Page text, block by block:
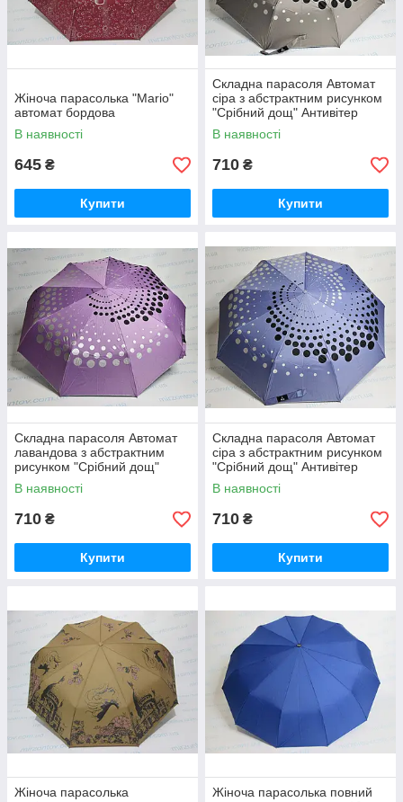
Жіноча парасолька "Mario"
автомат бордова
В наявності
645 ₴
Купити
Складна парасоля Автомат
сіра з абстрактним рисунком
"Срібний дощ" Антивітер
В наявності
710 ₴
Купити
Складна парасоля Автомат
лавандова з абстрактним
рисунком "Срібний дощ"
Антивітер
В наявності
710 ₴
Купити
Складна парасоля Автомат
сіра з абстрактним рисунком
"Срібний дощ" Антивітер
В наявності
710 ₴
Купити
Жіноча парасолька
Жіноча парасолька повний